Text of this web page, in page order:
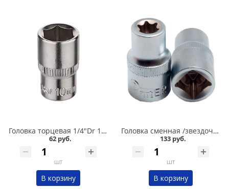
Головка торцевая 1/4"Dr 10 мм OBERKRAFT для трещетки в Кургане
62 руб.
шт
В корзину
Головка сменная /звездочка/ Е12 Сервис ключ в Кургане
133 руб.
шт
В корзину